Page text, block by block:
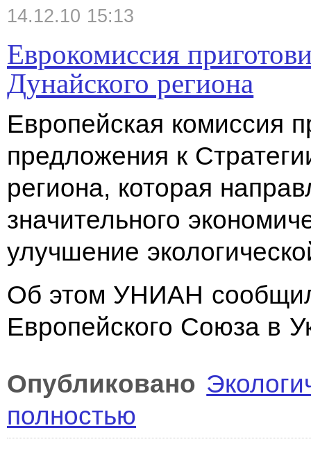
14.12.10 15:13
Еврокомиссия
Дунайского региона
Европейская комиссия
предложения к
региона, которая
значительного
улучшение
Об этом УНИАН
Европейского Союза в
Опубликовано
полностью